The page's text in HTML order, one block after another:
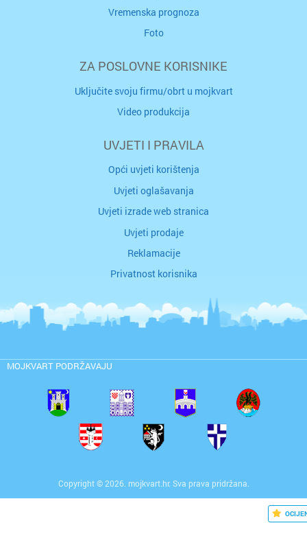
Vremenska prognoza
Foto
ZA POSLOVNE KORISNIKE
Uključite svoju firmu/obrt u mojkvart
Video produkcija
UVJETI I PRAVILA
Opći uvjeti korištenja
Uvjeti oglašavanja
Uvjeti izrade web stranica
Uvjeti prodaje
Reklamacije
Privatnost korisnika
MOJKVART PODRŽAVAJU
Copyright © 2026. mojkvart.hr. Sva prava pridržana.